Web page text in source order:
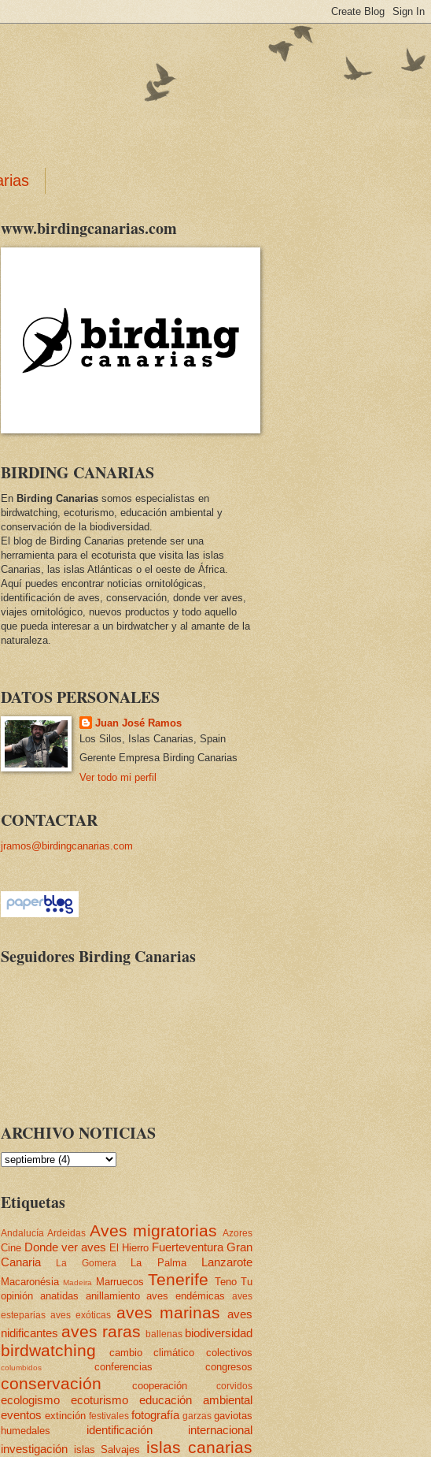
www.birdingcanarias.com
BIRDING CANARIAS
En Birding Canarias somos especialistas en
birdwatching, ecoturismo, educación ambiental y
conservación de la biodiversidad.
El blog de Birding Canarias pretende ser una
herramienta para el ecoturista que visita las islas
Canarias, las islas Atlánticas o el oeste de África.
Aquí puedes encontrar noticias ornitológicas,
identificación de aves, conservación, donde ver aves,
viajes ornitológico, nuevos productos y todo aquello
que pueda interesar a un birdwatcher y al amante de la
naturaleza.
DATOS PERSONALES
Juan José Ramos
Los Silos, Islas Canarias, Spain
Gerente Empresa Birding Canarias
Ver todo mi perfil
CONTACTAR
jramos@birdingcanarias.com
Seguidores Birding Canarias
ARCHIVO NOTICIAS
Etiquetas
Andalucía Ardeidas Aves migratorias Azores
Cine Donde ver aves El Hierro Fuerteventura Gran
Canaria
La Gomera La Palma Lanzarote
Macaronésia Madeira Marruecos Tenerife Teno Tu
opinión anatidas anillamiento aves endémicas
aves
esteparias aves exóticas aves marinas aves
nidificantes aves raras ballenas biodiversidad
birdwatching cambio climático colectivos
columbidos conferencias congresos
conservación cooperación corvidos
ecologismo ecoturismo
educación ambiental
eventos extinción festivales fotografía garzas gaviotas
humedales
identificación
internacional
investigación islas Salvajes islas canarias